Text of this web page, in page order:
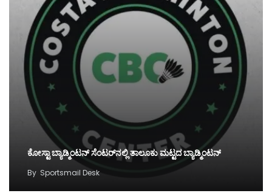
ಕೋಸ್ಟಾ ಬ್ಯಾಡ್ಮಿಂಟನ್‌ ಸೆಂಟರ್‌ನಲ್ಲಿ ತಾಲೂಕು ಮಟ್ಟದ ಬ್ಯಾಡ್ಮಿಂಟನ್‌
By Sportsmail Desk